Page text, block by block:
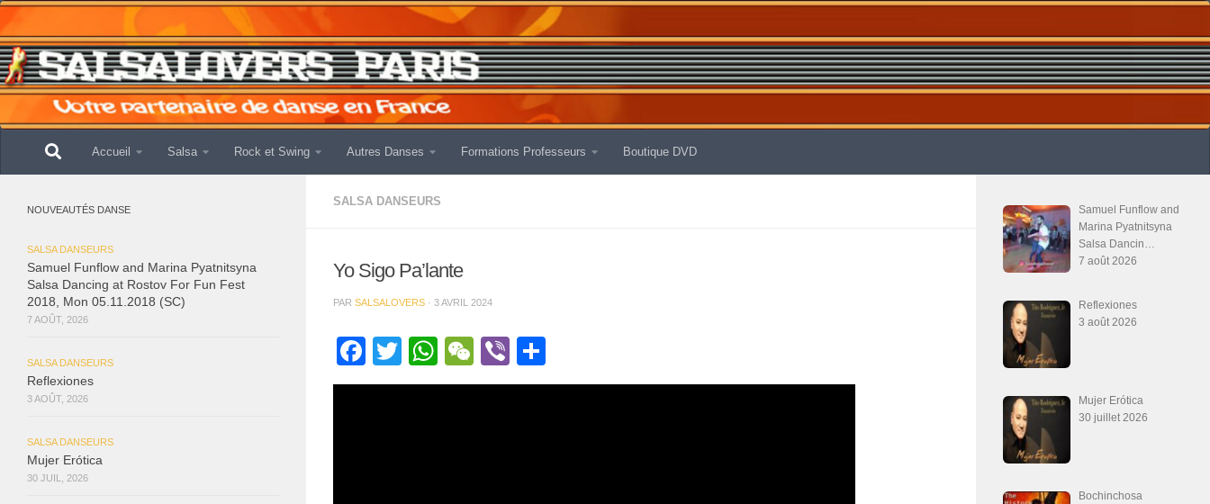
Accueil Salsa Rock et Swing Autres Danses Formations Professeurs Boutique DVD
SALSA DANSEURS
Yo Sigo Pa’lante
PAR SALSALOVERS · 3 AVRIL 2024
Facebook
Twitter
WhatsApp
WeChat
Viber
NOUVEAUTÉS DANSE
SALSA DANSEURS
Samuel Funflow and Marina Pyatnitsyna
Salsa Dancing at Rostov For Fun Fest
2018, Mon 05.11.2018 (SC)
7 AOÛT, 2026
SALSA DANSEURS
Reflexiones
3 AOÛT, 2026
SALSA DANSEURS
Mujer Erótica
30 JUIL, 2026
Samuel Funflow and
Marina Pyatnitsyna
Salsa Dancin…
7 août 2026
Reflexiones
3 août 2026
Mujer Erótica
30 juillet 2026
Bochinchosa